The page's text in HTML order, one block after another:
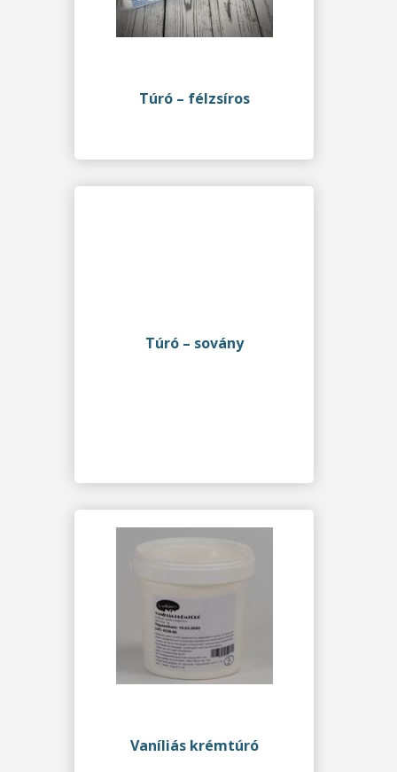
Túró – félzsíros
Túró – sovány
Vaníliás krémtúró